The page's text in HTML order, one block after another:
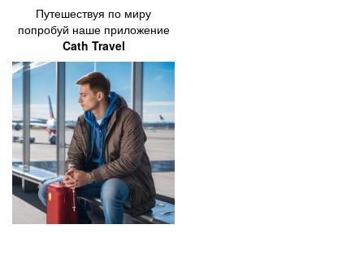
Путешествуя по миру
попробуй наше приложение
Cath Travel